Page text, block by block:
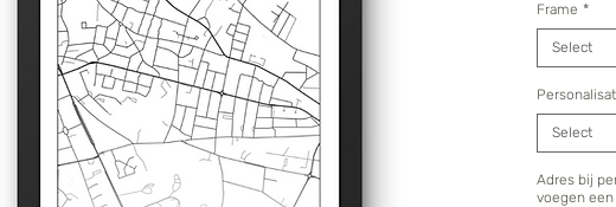
Frame *
Select
Select
Adres bij
voegen